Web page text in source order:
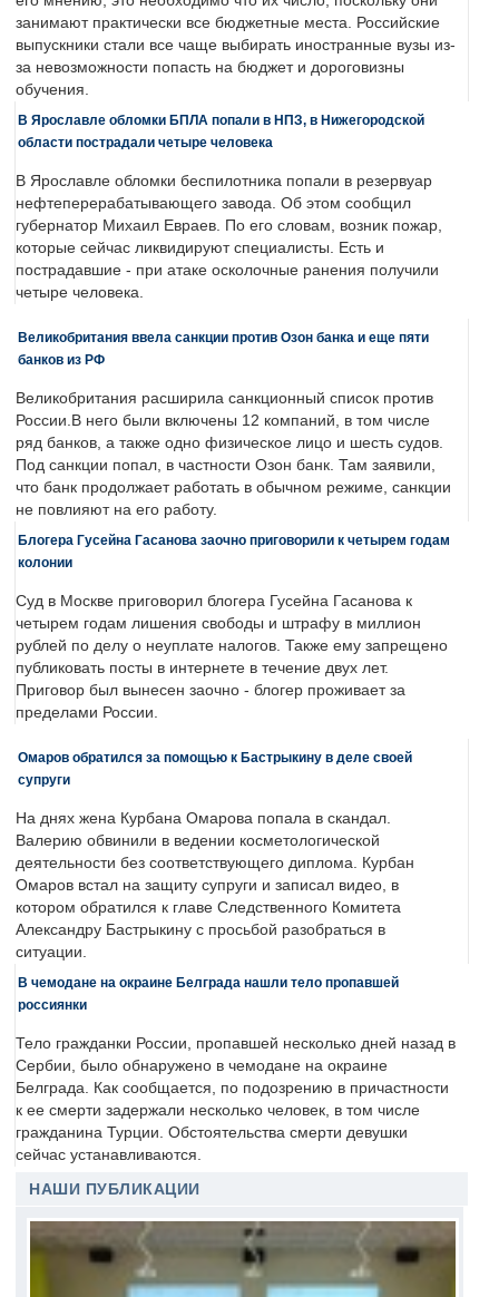
занимают практически все бюджетные места. Российские
выпускники стали все чаще выбирать иностранные вузы из-
за невозможности попасть на бюджет и дороговизны
обучения.
В Ярославле обломки БПЛА попали в НПЗ, в Нижегородской
области пострадали четыре человека
В Ярославле обломки беспилотника попали в резервуар
нефтеперерабатывающего завода. Об этом сообщил
губернатор Михаил Евраев. По его словам, возник пожар,
которые сейчас ликвидируют специалисты. Есть и
пострадавшие - при атаке осколочные ранения получили
четыре человека.
Великобритания ввела санкции против Озон банка и еще пяти
банков из РФ
Великобритания расширила санкционный список против
России.В него были включены 12 компаний, в том числе
ряд банков, а также одно физическое лицо и шесть судов.
Под санкции попал, в частности Озон банк. Там заявили,
что банк продолжает работать в обычном режиме, санкции
не повлияют на его работу.
Блогера Гусейна Гасанова заочно приговорили к четырем годам
колонии
Суд в Москве приговорил блогера Гусейна Гасанова к
четырем годам лишения свободы и штрафу в миллион
рублей по делу о неуплате налогов. Также ему запрещено
публиковать посты в интернете в течение двух лет.
Приговор был вынесен заочно - блогер проживает за
пределами России.
Омаров обратился за помощью к Бастрыкину в деле своей
супруги
На днях жена Курбана Омарова попала в скандал.
Валерию обвинили в ведении косметологической
деятельности без соответствующего диплома. Курбан
Омаров встал на защиту супруги и записал видео, в
котором обратился к главе Следственного Комитета
Александру Бастрыкину с просьбой разобраться в
ситуации.
В чемодане на окраине Белграда нашли тело пропавшей
россиянки
Тело гражданки России, пропавшей несколько дней назад в
Сербии, было обнаружено в чемодане на окраине
Белграда. Как сообщается, по подозрению в причастности
к ее смерти задержали несколько человек, в том числе
гражданина Турции. Обстоятельства смерти девушки
сейчас устанавливаются.
НАШИ ПУБЛИКАЦИИ